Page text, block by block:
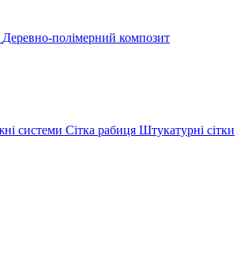
Деревно-полімерний композит
системи Сітка рабиця Штукатурні сітки